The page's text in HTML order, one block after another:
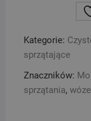
sprzątania
TINO
Kategorie:
sprzątające
Znaczników:
sprzątania,